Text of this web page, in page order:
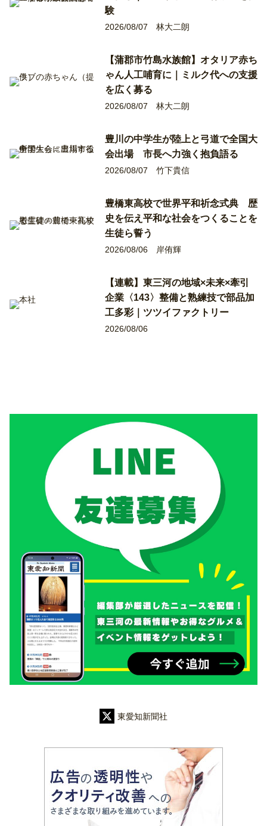
験
2026/08/07 林大二朗
【蒲郡市竹島水族館】オタリア赤ち
ゃん人工哺育に｜ミルク代への支援
を広く募る
2026/08/07 林大二朗
豊川の中学生が陸上と弓道で全国大
会出場 市長へ力強く抱負語る
2026/08/07 竹下貴信
豊橋東高校で世界平和祈念式典 歴
史を伝え平和な社会をつくることを
生徒ら誓う
2026/08/06 岸侑輝
【連載】東三河の地域×未来×牽引
企業〈143〉整備と熟練技で部品加
工多彩｜ツツイファクトリー
2026/08/06
東愛知新聞社